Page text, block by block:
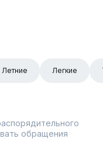
Летние Легкие
обращения